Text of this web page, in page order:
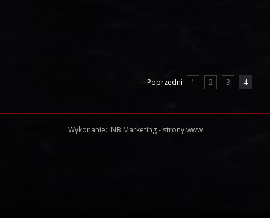
Poprzedni 1 2 3 4
Wykonanie: INB Marketing- strony www